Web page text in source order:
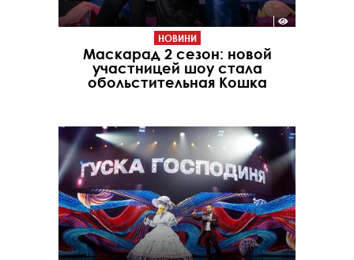
НОВИНИ
Маскарад 2 сезон: новой
участницей шоу стала
обольстительная Кошка